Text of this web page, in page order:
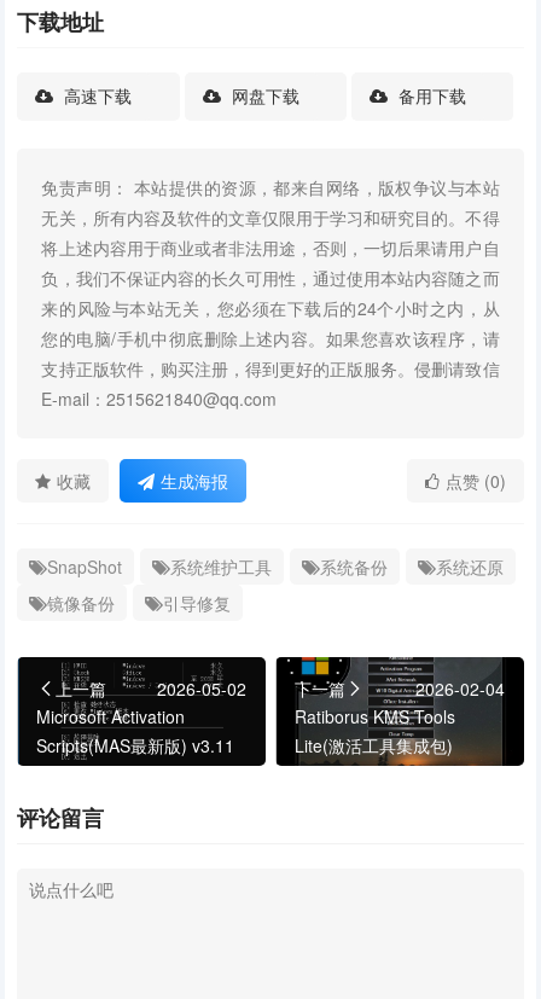
下载地址
高速下载 网盘下载 备用下载
免责声明： 本站提供的资源，都来自网络，版权争议与本站
无关，所有内容及软件的文章仅限用于学习和研究目的。不得
将上述内容用于商业或者非法用途，否则，一切后果请用户自
负，我们不保证内容的长久可用性，通过使用本站内容随之而
来的风险与本站无关，您必须在下载后的24个小时之内，从
您的电脑/手机中彻底删除上述内容。如果您喜欢该程序，请
支持正版软件，购买注册，得到更好的正版服务。侵删请致信
E-mail：2515621840@qq.com
收藏 生成海报 点赞 (0)
SnapShot 系统维护工具 系统备份
系统还原
镜像备份
引导修复
上一篇
2026-05-02
Microsoft Activation
Scripts(MAS最新版) v3.11
下一篇
2026-02-04
Ratiborus KMS Tools
Lite(激活工具集成包)
评论留言